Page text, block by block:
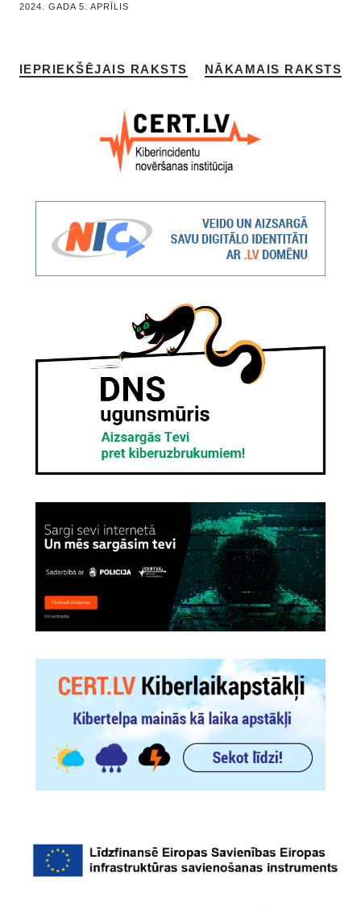
2024. GADA 5. APRĪLIS
IEPRIEKŠĒJAIS RAKSTS NĀKAMAIS RAKSTS